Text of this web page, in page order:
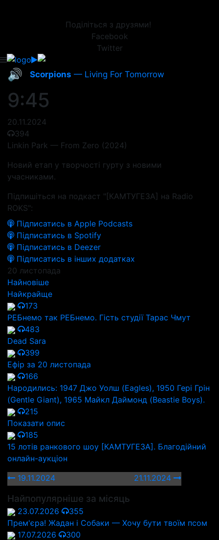
Поділіться з друзями!
Facebook
Twitter
🔊 Scorpions — Living For Tomorrow
9:45
20.11.2024
394
Linkin Park — From Zero (2024)
Новий етап у творчості гурту з новими
учасниками.
Підпишіться на подкаст "[КАМТУГЕЗА] на Radio
ROKS":
Підписатись в Apple Podcasts
Підписатись в Spotify
Підписатись в Deezer
Підписатись в інших додатках
20 листопада
Найновіше
Найкрайще
173
РЕБнемо так РЕБнемо. Гість студії Тарас Чмут
483
Dead Sara
399
Ефір за 20 листопада
166
Народились: 1947 Джо Уолш (Eagles), 1950 Гері Грін
(Gentle Giant), 1965 Майкл Даймонд (Beastie Boys).
215
Показати опис
185
15 лотів ранкового шоу [КАМТУГЕЗА]. Благодійний
онлайн-аукціон
19.11.2024
21.11.2024
Найпопулярніше за місяць
23.07.2026
355
Прем'єра! Жадан і Собаки — Хочу бути твоїм псом
17.07.2026
300